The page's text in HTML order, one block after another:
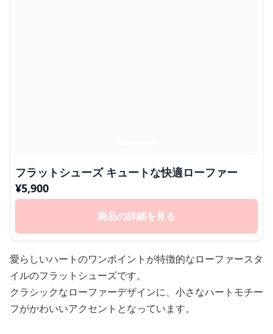
フラットシューズ キュートな快適ローファー
¥5,900
商品の詳細を見る
愛らしいハートのワンポイントが特徴的なローファースタ
イルのフラットシューズです。
クラシックなローファーデザインに、小さなハートモチー
フがかわいいアクセントとなっています。